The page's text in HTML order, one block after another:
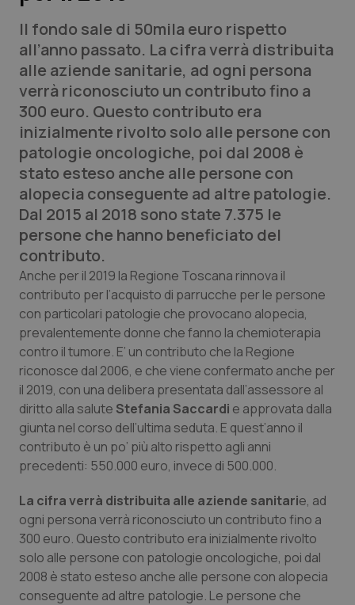
Studi e Analisi
Lettere al direttore
Edizioni Regionali
QS Pro
Professionisti Sanitari.AI
Abruzzo
Basilicata
Calabria
Campania
Emilia-Romagna
Friuli Venezia Giulia
Lazio
Liguria
Lombardia
Marche
QS Pro Gold
Artrite & artrosi
Asma & BPCO
Car-T
Colesterolo & coronaropatie
Dermatite Atopica
Diabete & glucometri
Disturbi dell’umore
Dolore
Donna & Salute
QS Club Newsletter
Il fondo sale di 50mila euro rispetto
all’anno passato. La cifra verrà distribuita
alle aziende sanitarie, ad ogni persona
verrà riconosciuto un contributo fino a
300 euro. Questo contributo era
inizialmente rivolto solo alle persone con
patologie oncologiche, poi dal 2008 è
stato esteso anche alle persone con
alopecia conseguente ad altre patologie.
Dal 2015 al 2018 sono state 7.375 le
persone che hanno beneficiato del
contributo.
Anche per il 2019 la Regione Toscana rinnova il
contributo per l’acquisto di parrucche per le persone
con particolari patologie che provocano alopecia,
prevalentemente donne che fanno la chemioterapia
contro il tumore. E’ un contributo che la Regione
riconosce dal 2006, e che viene confermato anche per
il 2019, con una delibera presentata dall’assessore al
diritto alla salute Stefania Saccardi e approvata dalla
giunta nel corso dell’ultima seduta. E quest’anno il
contributo è un po’ più alto rispetto agli anni
precedenti: 550.000 euro, invece di 500.000.
La cifra verrà distribuita alle aziende sanitarie, ad
ogni persona verrà riconosciuto un contributo fino a
300 euro. Questo contributo era inizialmente rivolto
solo alle persone con patologie oncologiche, poi dal
2008 è stato esteso anche alle persone con alopecia
conseguente ad altre patologie. Le persone che